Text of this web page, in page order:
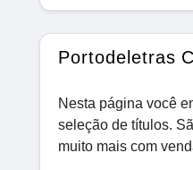
Portodeletras
Nesta página você
seleção de títulos.
muito mais com